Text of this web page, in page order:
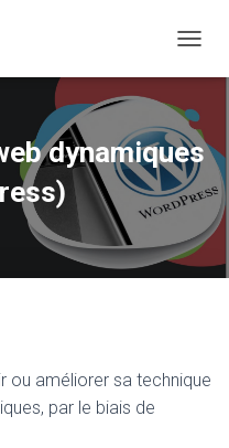
É
L
I
E
R
L
N
A
I
dynamiques
ou améliorer sa technique
par le biais de